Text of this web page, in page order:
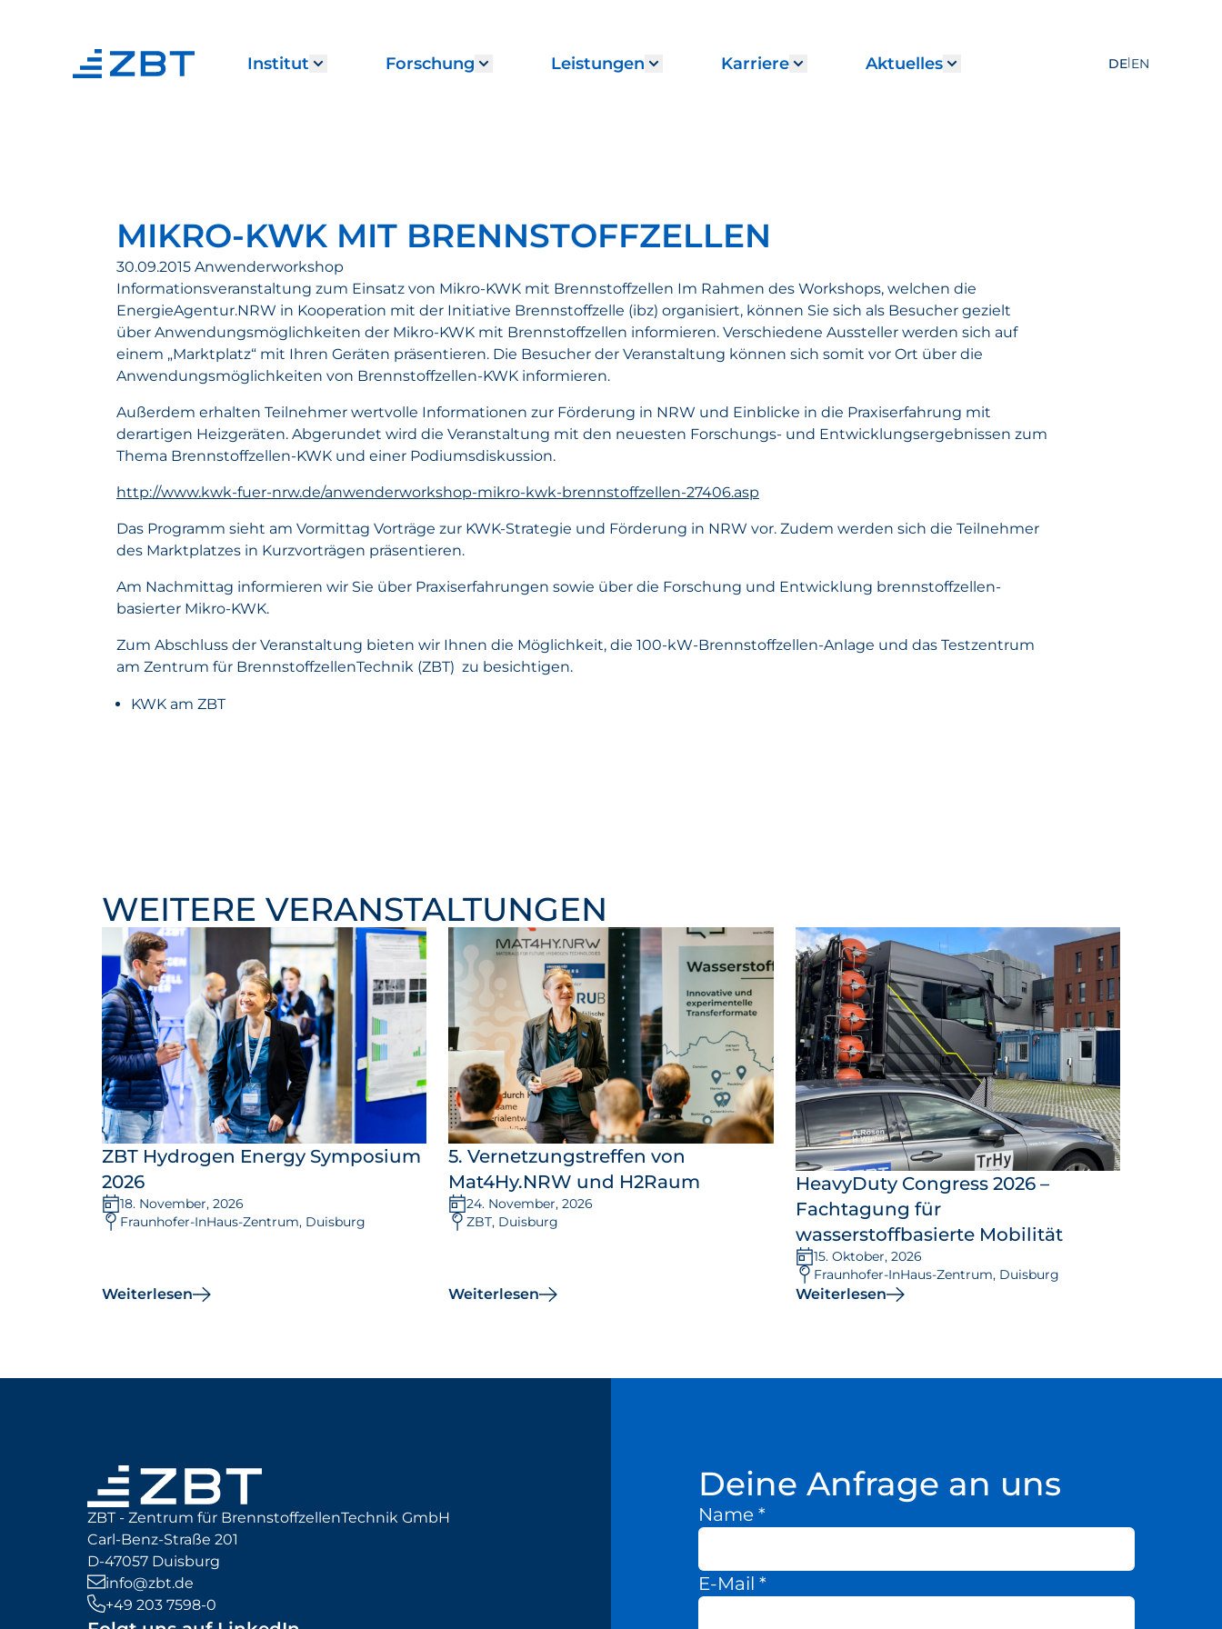
Institut Show submenu for "Institut"
Forschung Show submenu for "Forschung"
Leistungen Show submenu for "Leistungen"
Karriere Show submenu for "Karriere"
Aktuelles Show submenu for
DE|EN
MIKRO-KWK MIT BRENNSTOFFZELLEN
30.09.2015 Anwenderworkshop
Informationsveranstaltung zum Einsatz von Mikro-KWK mit Brennstoffzellen Im Rahmen des Workshops, welchen die
EnergieAgentur.NRW in Kooperation mit der Initiative Brennstoffzelle (ibz) organisiert, können Sie sich als Besucher gezielt
über Anwendungsmöglichkeiten der Mikro-KWK mit Brennstoffzellen informieren. Verschiedene Aussteller werden sich auf
einem „Marktplatz“ mit Ihren Geräten präsentieren. Die Besucher der Veranstaltung können sich somit vor Ort über die
Anwendungsmöglichkeiten von Brennstoffzellen-KWK informieren.
Außerdem erhalten Teilnehmer wertvolle Informationen zur Förderung in NRW und Einblicke in die Praxiserfahrung mit
derartigen Heizgeräten. Abgerundet wird die Veranstaltung mit den neuesten Forschungs- und Entwicklungsergebnissen zum
Thema Brennstoffzellen-KWK und einer Podiumsdiskussion.
http://www.kwk-fuer-nrw.de/anwenderworkshop-mikro-kwk-brennstoffzellen-27406.asp
Das Programm sieht am Vormittag Vorträge zur KWK-Strategie und Förderung in NRW vor. Zudem werden sich die Teilnehmer
des Marktplatzes in Kurzvorträgen präsentieren.
Am Nachmittag informieren wir Sie über Praxiserfahrungen sowie über die Forschung und Entwicklung brennstoffzellen-
basierter Mikro-KWK.
Zum Abschluss der Veranstaltung bieten wir Ihnen die Möglichkeit, die 100-kW-Brennstoffzellen-Anlage und das Testzentrum
am Zentrum für BrennstoffzellenTechnik (ZBT) zu besichtigen.
KWK am ZBT
WEITERE VERANSTALTUNGEN
ZBT Hydrogen Energy Symposium
2026
18. November, 2026
Fraunhofer-InHaus-Zentrum, Duisburg
Weiterlesen
5. Vernetzungstreffen von
Mat4Hy.NRW und H2Raum
24. November, 2026
ZBT, Duisburg
Weiterlesen
HeavyDuty Congress 2026 –
Fachtagung für
wasserstoffbasierte Mobilität
15. Oktober, 2026
Fraunhofer-InHaus-Zentrum, Duisburg
Weiterlesen
ZBT - Zentrum für BrennstoffzellenTechnik GmbH
Carl-Benz-Straße 201
D-47057 Duisburg
info@zbt.de
+49 203 7598-0
Deine Anfrage an uns
Name *
E-Mail *